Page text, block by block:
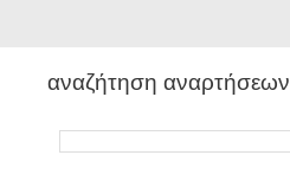
αναζήτηση αναρτήσεων